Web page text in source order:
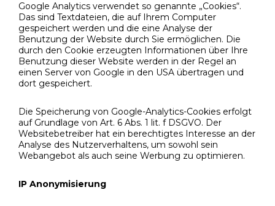
Google Analytics verwendet so genannte „Cookies“.
Das sind Textdateien, die auf Ihrem Computer
gespeichert werden und die eine Analyse der
Benutzung der Website durch Sie ermöglichen. Die
durch den Cookie erzeugten Informationen über Ihre
Benutzung dieser Website werden in der Regel an
einen Server von Google in den USA übertragen und
dort gespeichert.
Die Speicherung von Google-Analytics-Cookies erfolgt
auf Grundlage von Art. 6 Abs. 1 lit. f DSGVO. Der
Websitebetreiber hat ein berechtigtes Interesse an der
Analyse des Nutzerverhaltens, um sowohl sein
Webangebot als auch seine Werbung zu optimieren.
IP Anonymisierung